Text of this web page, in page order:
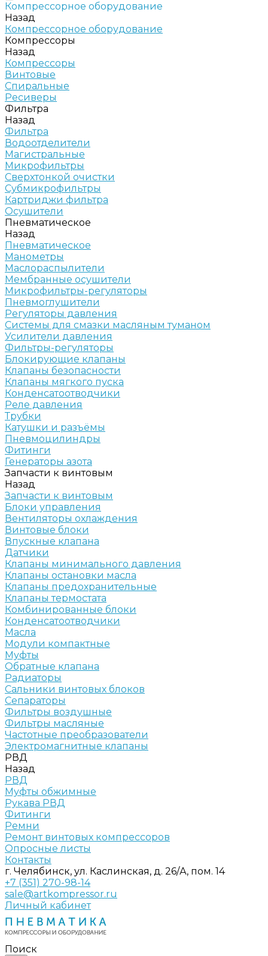
Компрессорное оборудование
Назад
Компрессорное оборудование
Компрессоры
Назад
Компрессоры
Винтовые
Спиральные
Ресиверы
Фильтра
Назад
Фильтра
Водоотделители
Магистральные
Микрофильтры
Сверхтонкой очистки
Субмикрофильтры
Картриджи фильтра
Осушители
Пневматическое
Назад
Пневматическое
Манометры
Маслораспылители
Мембранные осушители
Микрофильтры-регуляторы
Пневмоглушители
Регуляторы давления
Системы для смазки масляным туманом
Усилители давления
Фильтры-регуляторы
Блокирующие клапаны
Клапаны безопасности
Клапаны мягкого пуска
Конденсатоотводчики
Реле давления
Трубки
Катушки и разъёмы
Пневмоцилиндры
Фитинги
Генераторы азота
Запчасти к винтовым
Назад
Запчасти к винтовым
Блоки управления
Вентиляторы охлаждения
Винтовые блоки
Впускные клапана
Датчики
Клапаны минимального давления
Клапаны остановки масла
Клапаны предохранительные
Клапаны термостата
Комбинированные блоки
Конденсатоотводчики
Масла
Модули компактные
Муфты
Обратные клапана
Радиаторы
Сальники винтовых блоков
Сепараторы
Фильтры воздушные
Фильтры масляные
Частотные преобразователи
Электромагнитные клапаны
РВД
Назад
РВД
Муфты обжимные
Рукава РВД
Фитинги
Ремни
Ремонт винтовых компрессоров
Опросные листы
Контакты
г. Челябинск, ул. Каслинская, д. 26/А, пом. 14
+7 (351) 270-98-14
sale@artkompressor.ru
Личный кабинет
Поиск